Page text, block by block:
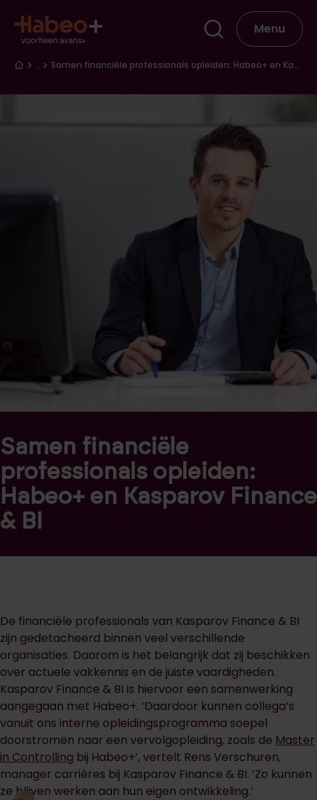
Menu
Kruimelpad
… Samen financiële professionals opleiden: Habeo+ en Kasparov Finance & BI
Samen financiële
professionals opleiden:
Habeo+ en Kasparov Finance
& BI
De financiële professionals van Kasparov Finance & BI
zijn gedetacheerd binnen veel verschillende
organisaties. Daarom is het belangrijk dat zij beschikken
over actuele vakkennis en de juiste vaardigheden.
Kasparov Finance & BI is hiervoor een samenwerking
aangegaan met Habeo+. ‘Daardoor kunnen collega’s
vanuit ons interne opleidingsprogramma soepel
doorstromen naar een vervolgopleiding, zoals de Master
in Controlling bij Habeo+’, vertelt Rens Verschuren,
manager carrières bij Kasparov Finance & BI. ‘Zo kunnen
ze blijven werken aan hun eigen ontwikkeling.’